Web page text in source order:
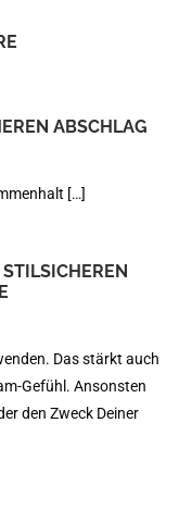
ABSCHLAG
[…]
Das stärkt auch
Gefühl. Ansonsten
den Zweck Deiner